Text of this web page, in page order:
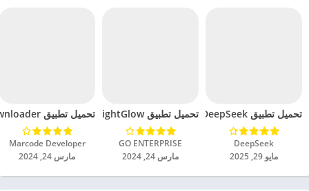
تحميل تطبيق DeepSeek مهكر للاندرويد 2025
DeepSeek‏
مايو 29, 2025
تحميل تطبيق BrightGlow مهكر للاندرويد 2024
GO ENTERPRISE‏
مارس 24, 2024
تحميل تطبيق mp4 video downloader مهكر للاندرويد 2024
Marcode Developer‏
مارس 24, 2024